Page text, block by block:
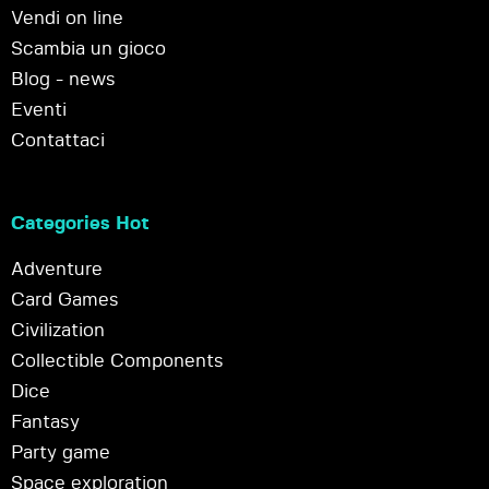
Vendi on line
Scambia un gioco
Blog - news
Eventi
Contattaci
Categories Hot
Adventure
Card Games
Civilization
Collectible Components
Dice
Fantasy
Party game
Space exploration